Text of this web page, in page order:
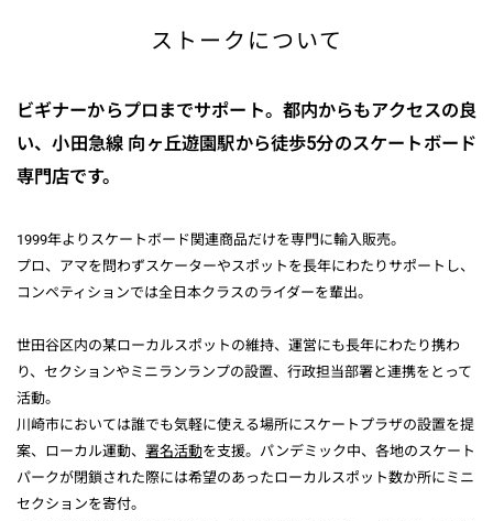
ストークについて
ビギナーからプロまでサポート。都内からもアクセスの良
い、小田急線 向ヶ丘遊園駅から徒歩5分のスケートボード
専門店です。
1999年よりスケートボード関連商品だけを専門に輸入販売。
プロ、アマを問わずスケーターやスポットを長年にわたりサポートし、
コンペティションでは全日本クラスのライダーを輩出。
世田谷区内の某ローカルスポットの維持、運営にも長年にわたり携わ
り、セクションやミニランランプの設置、行政担当部署と連携をとって
活動。
川崎市においては誰でも気軽に使える場所にスケートプラザの設置を提
案、ローカル運動、 署名活動を支援。パンデミック中、各地のスケート
パークが閉鎖された際には希望のあったローカルスポット数か所にミニ
セクションを寄付。